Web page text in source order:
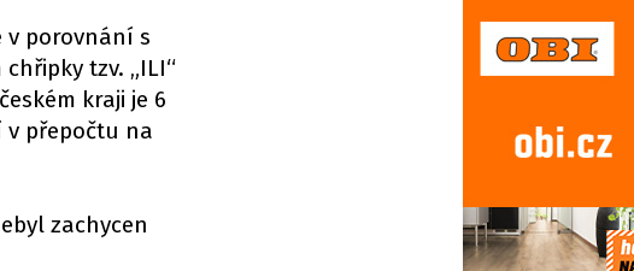
porovnání s
tzv. „ILI“
kraji je 6
v přepočtu na
zachycen